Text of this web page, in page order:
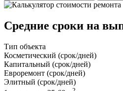
Средние сроки на
Тип объекта
Косметический (срок/дней)
Капитальный (срок/дней)
Евроремонт (срок/дней)
Элитный (срок/дней)